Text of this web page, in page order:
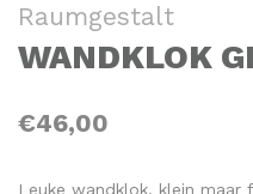
Raumgestalt
WANDKLOK
€46,00
Leuke wandklok, klein maar